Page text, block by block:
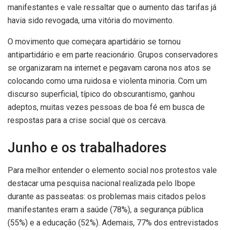
manifestantes e vale ressaltar que o aumento das tarifas já
havia sido revogada, uma vitória do movimento.
O movimento que começara apartidário se tornou
antipartidário e em parte reacionário. Grupos conservadores
se organizaram na internet e pegavam carona nos atos se
colocando como uma ruidosa e violenta minoria. Com um
discurso superficial, típico do obscurantismo, ganhou
adeptos, muitas vezes pessoas de boa fé em busca de
respostas para a crise social que os cercava.
Junho e os trabalhadores
Para melhor entender o elemento social nos protestos vale
destacar uma pesquisa nacional realizada pelo Ibope
durante as passeatas: os problemas mais citados pelos
manifestantes eram a saúde (78%), a segurança pública
(55%) e a educação (52%). Ademais, 77% dos entrevistados